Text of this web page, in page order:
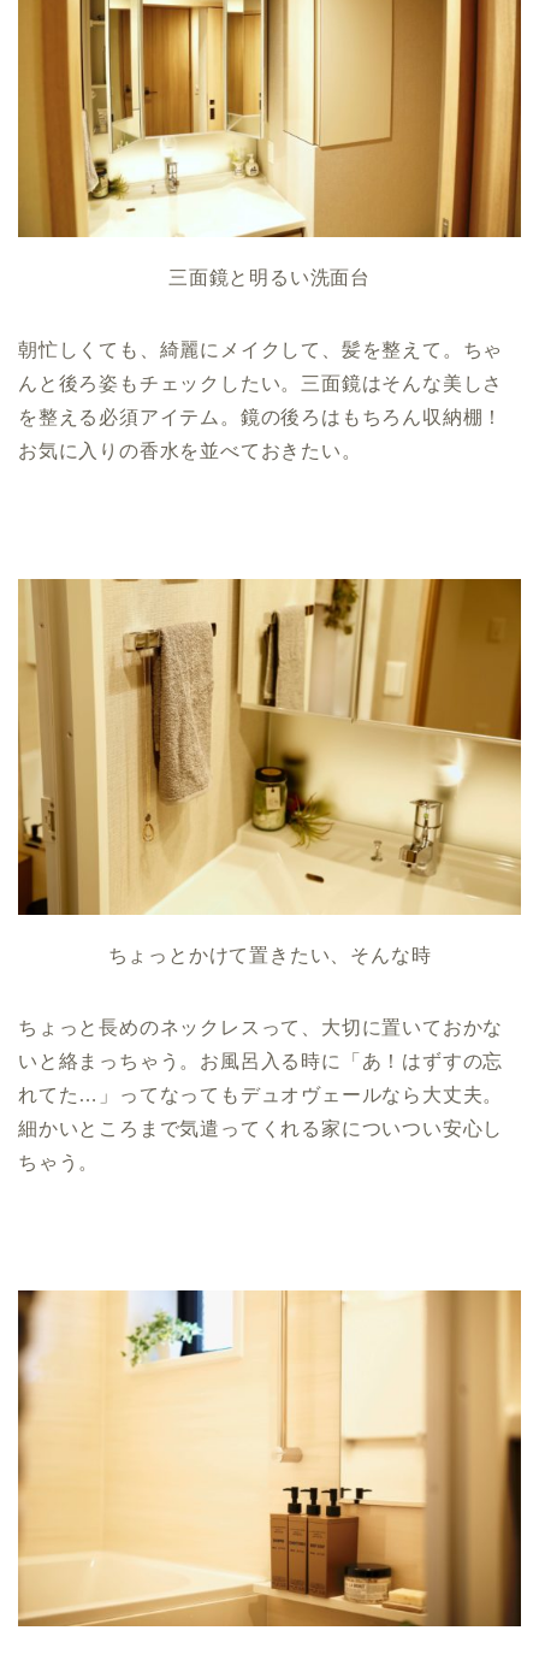
三面鏡と明るい洗面台
朝忙しくても、綺麗にメイクして、髪を整えて。ちゃ
んと後ろ姿もチェックしたい。三面鏡はそんな美しさ
を整える必須アイテム。鏡の後ろはもちろん収納棚！
お気に入りの香水を並べておきたい。
ちょっとかけて置きたい、そんな時
ちょっと長めのネックレスって、大切に置いておかな
いと絡まっちゃう。お風呂入る時に「あ！はずすの忘
れてた…」ってなってもデュオヴェールなら大丈夫。
細かいところまで気遣ってくれる家についつい安心し
ちゃう。